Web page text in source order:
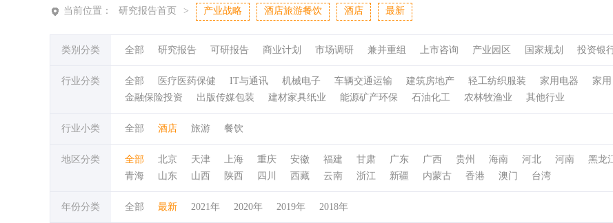
当前位置： 研究报告首页 > 产业战略 酒店旅游餐饮 酒店 最新
类别分类 全部 研究报告 可研报告 商业计划 市场调研 兼并重组 上市咨询 产业园区 国家规划 投资银
行业分类 全部 医疗医药保健 IT与通讯 机械电子 车辆交通运输 建筑房地产 轻工纺织服装 家用电器 家
金融保险投资
出版传媒包装 建材家具纸业 能源矿产环保 石油化工 农林牧渔业 其他行业
行业小类 全部 酒店 旅游 餐饮
地区分类 全部 北京 天津 上海 重庆 安徽 福建 甘肃 广东 广西 贵州 海南 河北 河南 黑龙
青海
山东 山西 陕西 四川 西藏 云南 浙江 新疆 内蒙古 香港 澳门 台湾
年份分类 全部 最新 2021年 2020年 2019年 2018年